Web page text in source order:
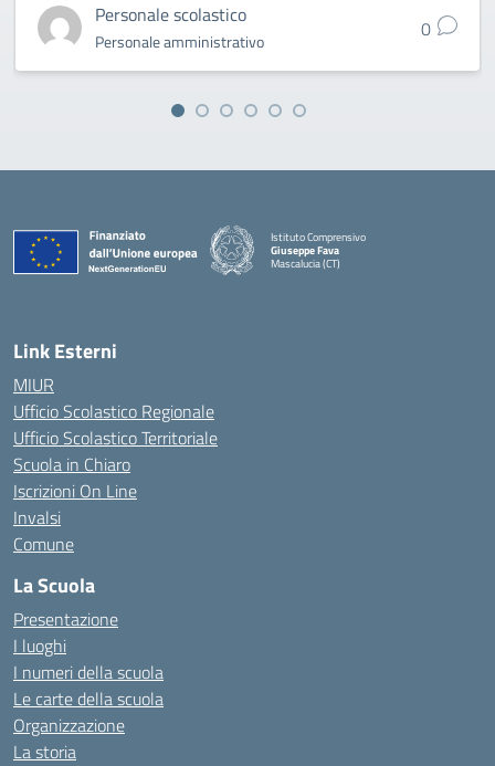
Personale scolastico
Personale amministrativo 0
Istituto Comprensivo
Giuseppe Fava
Mascalucia (CT)
Link Esterni
MIUR
Ufficio Scolastico Regionale
Ufficio Scolastico Territoriale
Scuola in Chiaro
Iscrizioni On Line
Invalsi
Comune
La Scuola
Presentazione
I luoghi
I numeri della scuola
Le carte della scuola
Organizzazione
La storia